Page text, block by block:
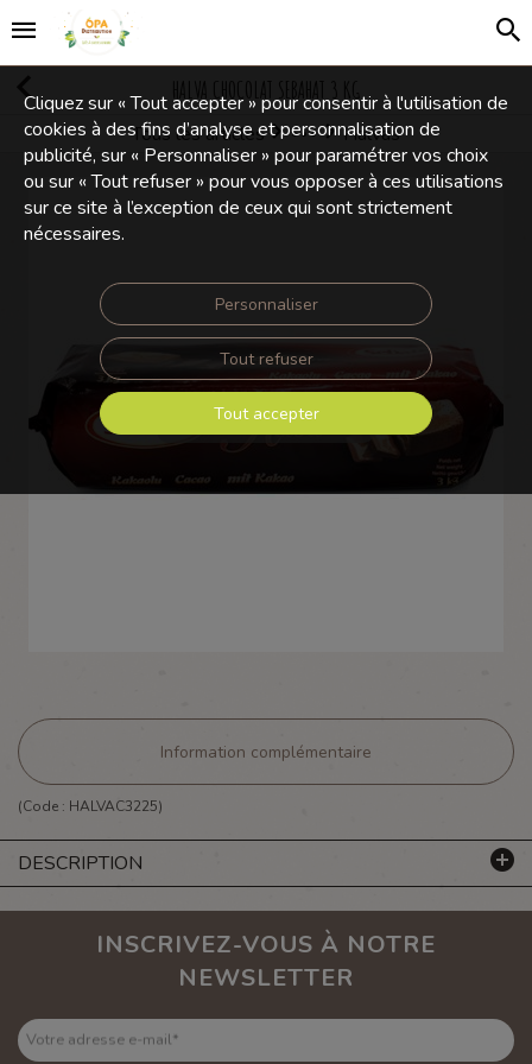
HALVA CHOCOLAT SEBAHAT 3 KG
Tous les articles
Confiseries
Halvas
Touchez pour zoomer
Information complémentaire
(Code : HALVAC3225)
DESCRIPTION
Cliquez sur « Tout accepter » pour consentir à l'utilisation de
cookies à des fins d’analyse et personnalisation de
publicité, sur « Personnaliser » pour paramétrer vos choix
ou sur « Tout refuser » pour vous opposer à ces utilisations
sur ce site à l’exception de ceux qui sont strictement
nécessaires.
Personnaliser
Tout refuser
Tout accepter
INSCRIVEZ-VOUS À NOTRE
NEWSLETTER
Votre adresse e-mail*